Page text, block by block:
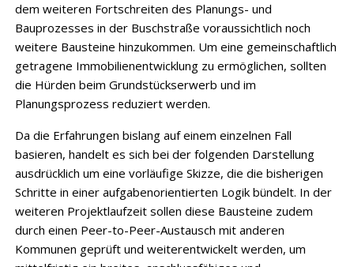
dem weiteren Fortschreiten des Planungs- und
Bauprozesses in der Buschstraße voraussichtlich noch
weitere Bausteine hinzukommen. Um eine gemeinschaftlich
getragene Immobilienentwicklung zu ermöglichen, sollten
die Hürden beim Grundstückserwerb und im
Planungsprozess reduziert werden.
Da die Erfahrungen bislang auf einem einzelnen Fall
basieren, handelt es sich bei der folgenden Darstellung
ausdrücklich um eine vorläufige Skizze, die die bisherigen
Schritte in einer aufgabenorientierten Logik bündelt. In der
weiteren Projektlaufzeit sollen diese Bausteine zudem
durch einen Peer-to-Peer-Austausch mit anderen
Kommunen geprüft und weiterentwickelt werden, um